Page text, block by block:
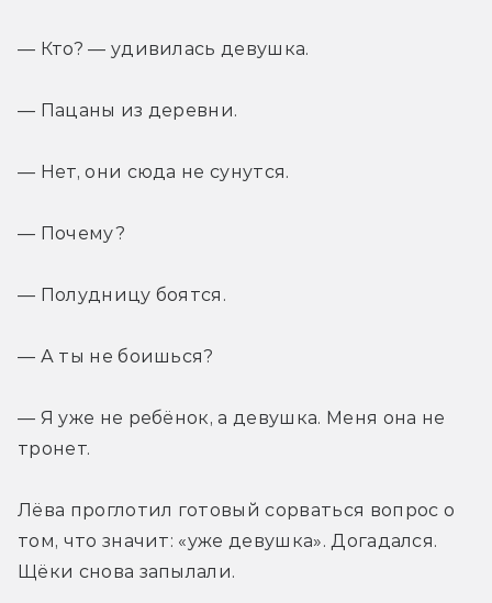
— Кто? — удивилась девушка.
— Пацаны из деревни.
— Нет, они сюда не сунутся.
— Почему?
— Полудницу боятся.
— А ты не боишься?
— Я уже не ребёнок, а девушка. Меня она не
тронет.
Лёва проглотил готовый сорваться вопрос о
том, что значит: «уже девушка». Догадался.
Щёки снова запылали.